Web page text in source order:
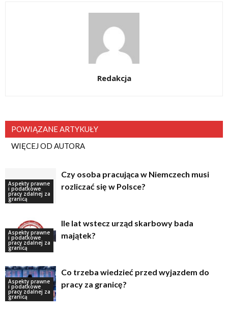
Redakcja
POWIĄZANE ARTYKUŁY
WIĘCEJ OD AUTORA
Aspekty prawne
i podatkowe
pracy zdalnej za
granicą
Czy osoba pracująca w Niemczech musi
rozliczać się w Polsce?
Aspekty prawne
i podatkowe
pracy zdalnej za
granicą
Ile lat wstecz urząd skarbowy bada
majątek?
Aspekty prawne
i podatkowe
pracy zdalnej za
granicą
Co trzeba wiedzieć przed wyjazdem do
pracy za granicę?